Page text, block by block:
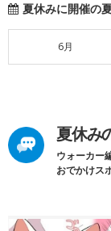
夏休みに開催の
6月
夏休み
ウォーカー
おでかけス